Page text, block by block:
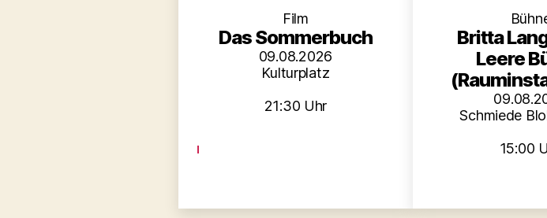
Film
Das Sommerbuch
09.08.2026
Kulturplatz
21:30 Uhr
Britta
Leere
Schmiede
15:00